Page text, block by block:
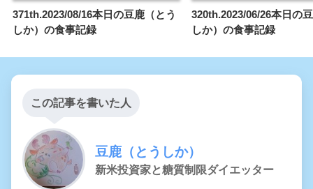
371th.2023/08/16本日の豆鹿（とう
しか）の食事記録
320th.2023/06/26本日の
しか）の食事記録
この記事を書いた人
豆鹿（とうしか）
新米投資家と糖質制限ダイエッター